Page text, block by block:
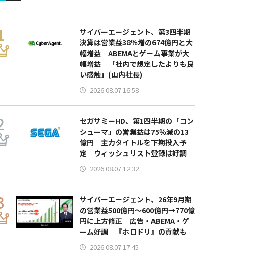
サイバーエージェント、第3四半期
決算は営業益38％増の674億円と大
幅増益 ABEMAとゲーム事業が大
幅増益 「社内で想定したよりも良
い感触」(山内社長)
2026.08.07 16:58
セガサミーHD、第1四半期の「コン
シューマ」の営業益は75％減の13
億円 主力タイトルを下期投入予
定 ウィッシュリスト登録は好調
2026.08.07 12:32
サイバーエージェント、26年9月期
の営業益500億円～600億円→770億
円に上方修正 広告・ABEMA・ゲ
ーム好調 『ホロドリ』の貢献も
2026.08.07 17:45